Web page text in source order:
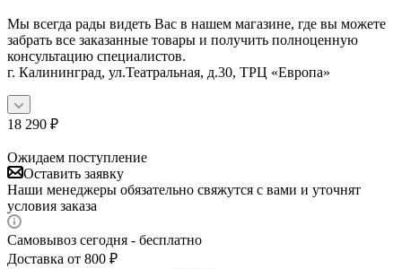
Мы всегда рады видеть Вас в нашем магазине, где вы можете
забрать все заказанные товары и получить полноценную
консультацию специалистов.
г. Калининград, ул.Театральная, д.30, ТРЦ «Европа»
18 290 ₽
Ожидаем поступление
Оставить заявку
Наши менеджеры обязательно свяжутся с вами и уточнят
условия заказа
Самовывоз сегодня - бесплатно
Доставка от 800 ₽